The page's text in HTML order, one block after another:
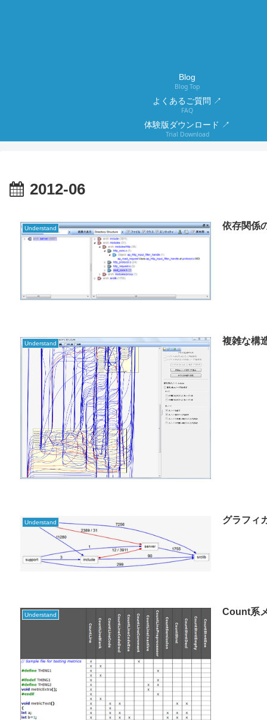
Blog
Blog Top
よくあるご質問 ↗
FAQ
体験版ダウンロード ↗
Trial Download
2012-06
Understand 依存関係
Understand 複雑な構
Understand
Understand Count系